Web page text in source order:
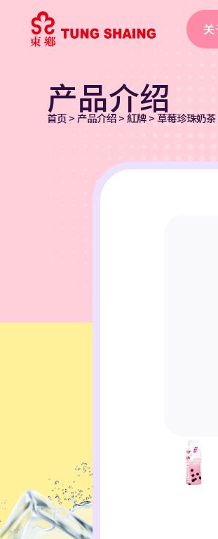
关
产品介绍
首页> 产品介绍>紅牌>草莓珍珠奶